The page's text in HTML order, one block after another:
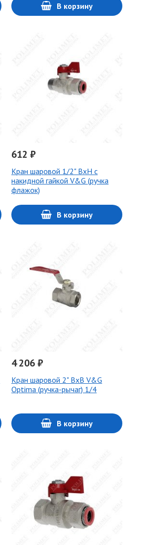
В корзину
612 ₽
Кран шаровой 1/2" ВхН с
накидной гайкой V&G (ручка
флажок)
В корзину
4 206 ₽
Кран шаровой 2" ВхВ V&G
Optima (ручка-рычаг) 1/4
В корзину